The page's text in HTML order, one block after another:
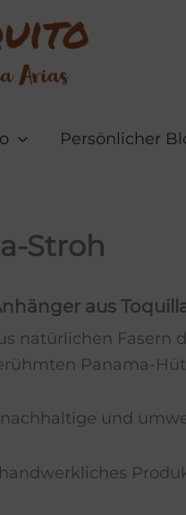
Persönlicher
Stroh
aus
natürlichen Fasern
Panama-
und